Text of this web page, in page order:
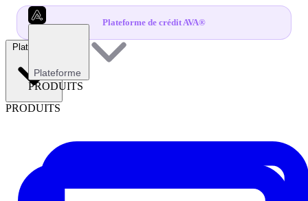
Plateforme de crédit AVA®
Plateforme
PRODUITS
Plateforme
PRODUITS